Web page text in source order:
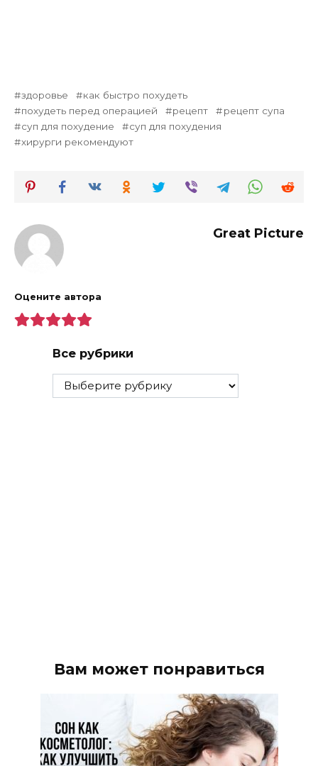
здоровье
как быстро похудеть
похудеть перед операцией
рецепт
рецепт супа
суп для похудение
суп для похудения
хирурги рекомендуют
Great Picture
Оцените автора
Все рубрики
Все
рубрики
Вам может понравиться